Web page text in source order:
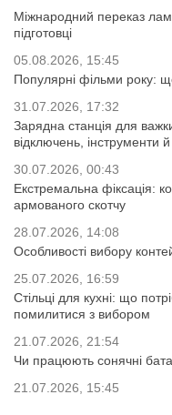
Міжнародний переказ
підготовці
05.08.2026, 15:45
Популярні фільми року:
31.07.2026, 17:32
Зарядна станція для
відключень, інструменти
30.07.2026, 00:43
Екстремальна фіксація:
армованого скотчу
28.07.2026, 14:08
Особливості вибору
25.07.2026, 16:59
Стільці для кухні: що
помилитися з вибором
21.07.2026, 21:54
Чи працюють сонячні
21.07.2026, 15:45